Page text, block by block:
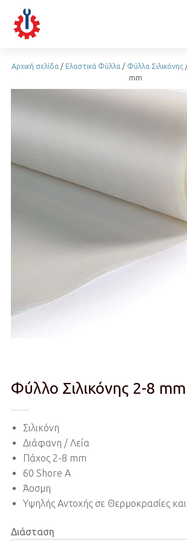
Αρχική σελίδα / Ελαστικά Φύλλα / Φύλλα Σιλικόνης
mm
Φύλλο Σιλικόνης 2-8 mm
Σιλικόνη
Διάφανη / Λεία
Πάχος 2-8 mm
60 Shore A
Άοσμη
Υψηλής Αντοχής σε Θερμοκρασίες
Διάσταση